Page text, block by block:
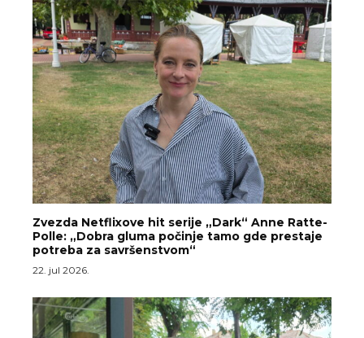
Zvezda Netflixove hit serije „Dark“ Anne Ratte-
Polle: „Dobra gluma počinje tamo gde prestaje
potreba za savršenstvom“
22. jul 2026.